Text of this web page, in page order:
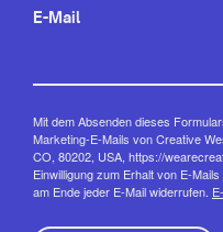
E-Mail
Mit dem Absenden dieses
Marketing-E-Mails von Creative
CO, 80202, USA, https://
Einwilligung zum Erhalt von E-
am Ende jeder E-Mail widerrufen.